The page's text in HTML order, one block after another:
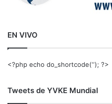
EN VIVO
<?php echo do_shortcode(‘‘); ?>
Tweets de YVKE Mundial